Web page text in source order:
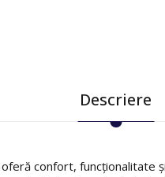
Descriere
confort, funcționalitate